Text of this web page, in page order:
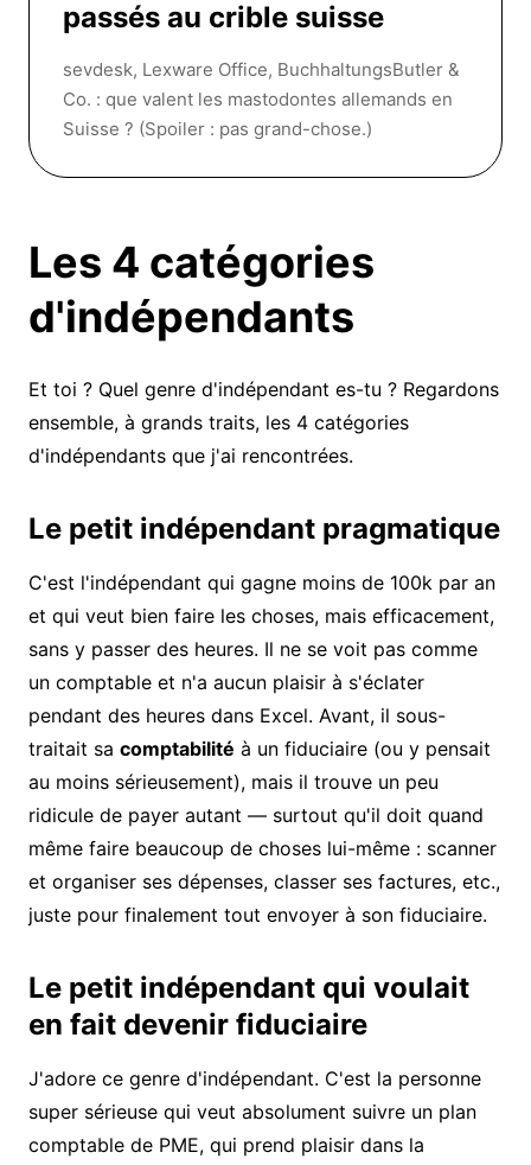
passés au crible suisse
sevdesk, Lexware Office, BuchhaltungsButler &
Co. : que valent les mastodontes allemands en
Suisse ? (Spoiler : pas grand-chose.)
Les 4 catégories
d'indépendants
Et toi ? Quel genre d'indépendant es-tu ? Regardons
ensemble, à grands traits, les 4 catégories
d'indépendants que j'ai rencontrées.
Le petit indépendant pragmatique
C'est l'indépendant qui gagne moins de 100k par an
et qui veut bien faire les choses, mais efficacement,
sans y passer des heures. Il ne se voit pas comme
un comptable et n'a aucun plaisir à s'éclater
pendant des heures dans Excel. Avant, il sous-
traitait sa comptabilité à un fiduciaire (ou y pensait
au moins sérieusement), mais il trouve un peu
ridicule de payer autant — surtout qu'il doit quand
même faire beaucoup de choses lui-même : scanner
et organiser ses dépenses, classer ses factures, etc.,
juste pour finalement tout envoyer à son fiduciaire.
Le petit indépendant qui voulait
en fait devenir fiduciaire
J'adore ce genre d'indépendant. C'est la personne
super sérieuse qui veut absolument suivre un plan
comptable de PME, qui prend plaisir dans la